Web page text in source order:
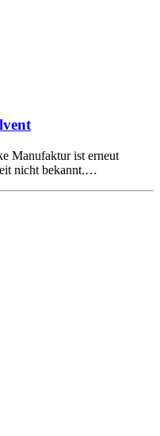
Manufaktur ist erneut
nicht bekannt.…